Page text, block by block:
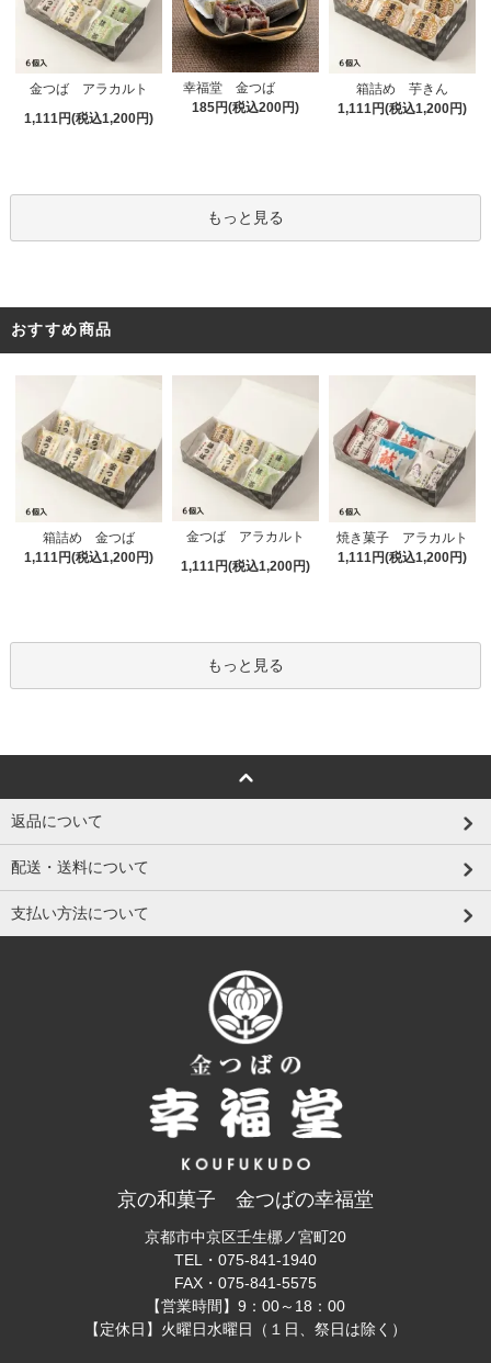
金つば アラカルト
1,111円(税込1,200円)
幸福堂 金つば
185円(税込200円)
箱詰め 芋きん
1,111円(税込1,200円)
もっと見る
おすすめ商品
箱詰め 金つば
1,111円(税込1,200円)
金つば アラカルト
1,111円(税込1,200円)
焼き菓子 アラカルト
1,111円(税込1,200円)
もっと見る
返品について
配送・送料について
支払い方法について
京の和菓子 金つばの幸福堂
京都市中京区壬生梛ノ宮町20
TEL・ 075-841-1940
FAX・ 075-841-5575
【営業時間】9：00～18：00
【定休日】火曜日水曜日（１日、祭日は除く）